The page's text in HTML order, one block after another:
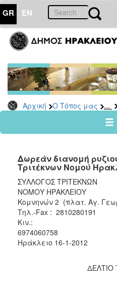
GR EN
Αρχική Ο Τόπος μας ...
ΤΟΠΟΣ
ΜΑΣ
Ανακοινώσεις
Αρχείο
2026
2024
2022
2021
2020
2019
2017
Δωρεάν διανομή
Τριτέκνων Νομού
ΣΥΛΛΟΓΟΣ ΤΡΙΤΕΚΝΩΝ
ΝΟΜΟΥ ΗΡΑΚΛΕΙΟΥ
Κομνηνών 2 (πλατ. Αγ.
Τηλ.-Fax : 2810280191
Κιν.:
Ηράκλειο 16-1-2012
ΔΕΛΤΙΟ